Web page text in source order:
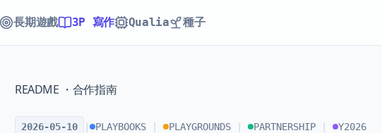
長期遊戲 3P 寫作 Qualia 種子
README ・合作指南
2026-05-10 PLAYBOOKS PLAYGROUNDS PARTNERSHIP Y2026